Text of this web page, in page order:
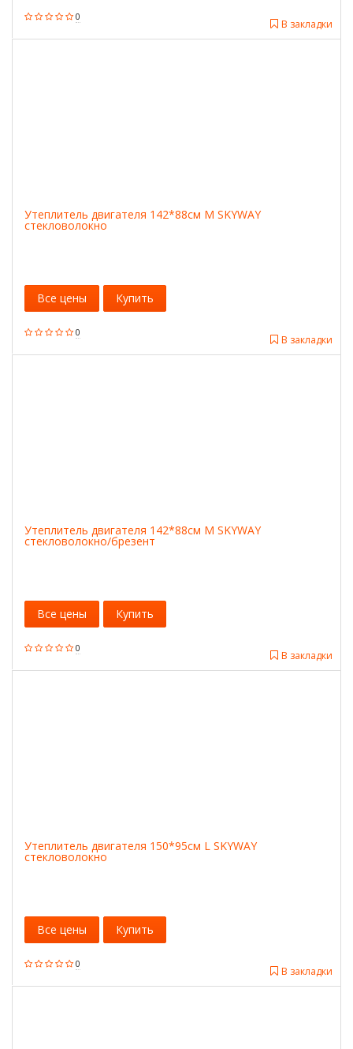
0
В закладки
Утеплитель двигателя 142*88см M SKYWAY
стекловолокно
0
В закладки
Все цены Купить
Утеплитель двигателя 142*88см M SKYWAY
стекловолокно/брезент
0
В закладки
Все цены Купить
Утеплитель двигателя 150*95см L SKYWAY
стекловолокно
0
В закладки
Все цены Купить